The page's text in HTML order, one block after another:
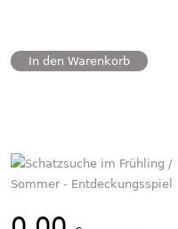
In den Warenkorb